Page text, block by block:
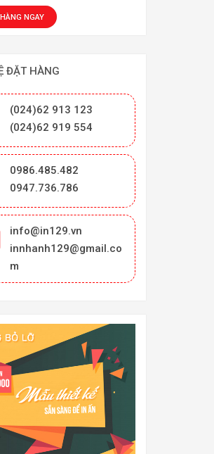
ĐẶT HÀNG
(024)62 913 123
(024)62 919 554
0986.485.482
0947.736.786
info@in129.vn
innhanh129@gmail.co
m